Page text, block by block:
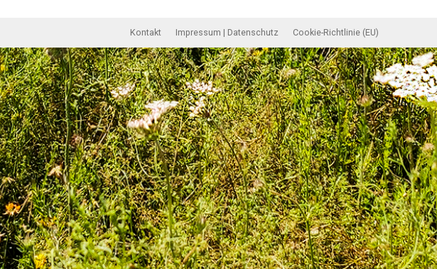
Kontakt Impressum | Datenschutz Cookie-Richtlinie (EU)